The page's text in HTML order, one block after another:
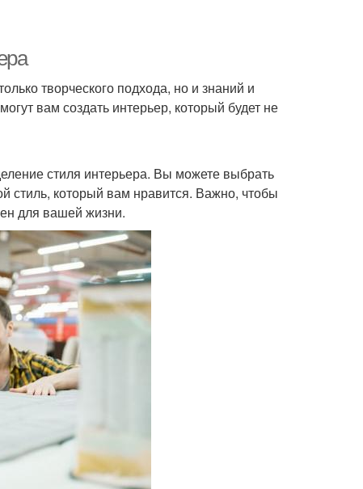
творческого подхода, но и знаний и
вам создать интерьер, который будет не
стиля интерьера. Вы можете выбрать
стиль, который вам нравится. Важно, чтобы
для вашей жизни.